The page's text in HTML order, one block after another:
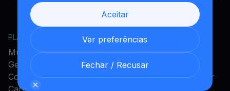
Aceitar
Ver preferências
Fechar / Recusar
PLATAFORMA
MultiHODL
Get Cash
Conversão
EMPRESA
Acerca do YouHodler
Programa de Afiliados
Programa de Embaixador